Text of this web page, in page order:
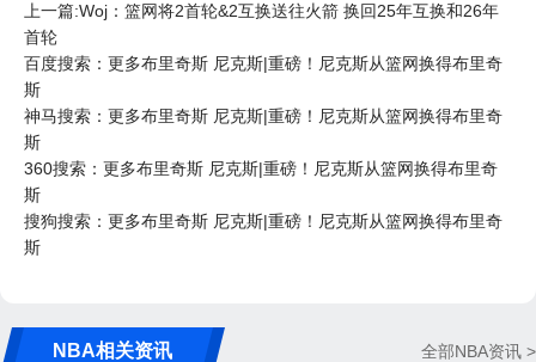
上一篇:Woj：篮网将2首轮&2互换送往火箭 换回25年互换和26年
首轮
百度搜索：更多布里奇斯 尼克斯|重磅！尼克斯从篮网换得布里奇
斯
神马搜索：更多布里奇斯 尼克斯|重磅！尼克斯从篮网换得布里奇
斯
360搜索：更多布里奇斯 尼克斯|重磅！尼克斯从篮网换得布里奇
斯
搜狗搜索：更多布里奇斯 尼克斯|重磅！尼克斯从篮网换得布里奇
斯
NBA相关资讯 全部NBA资讯 >